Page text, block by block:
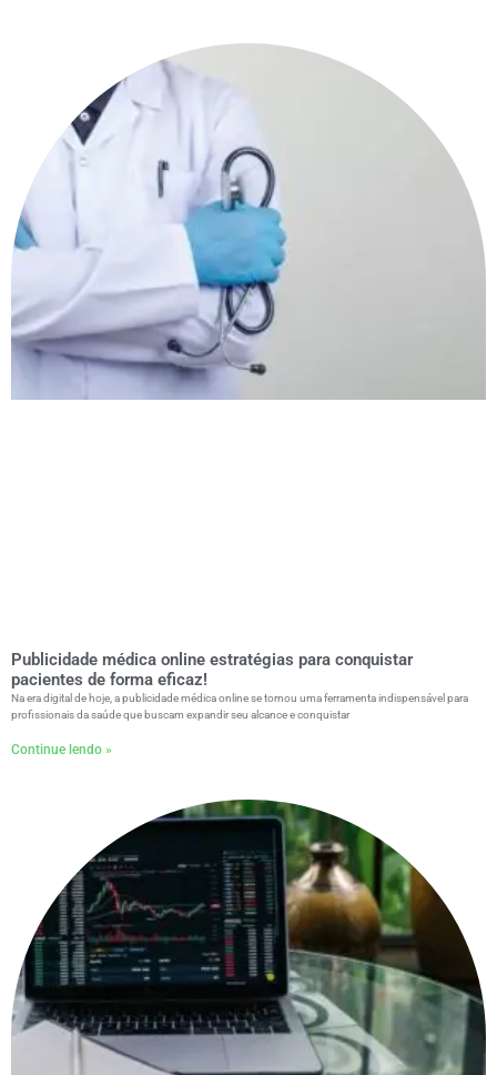
Publicidade médica online estratégias para conquistar
pacientes de forma eficaz!
Na era digital de hoje, a publicidade médica online se tornou uma ferramenta indispensável para
profissionais da saúde que buscam expandir seu alcance e conquistar
Continue lendo »